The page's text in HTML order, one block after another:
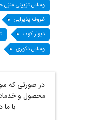
وسایل تزیینی منزل
ظروف پذیرایی
دیوار کوب
وسایل دکوری
در صورتی که
محصول و
با